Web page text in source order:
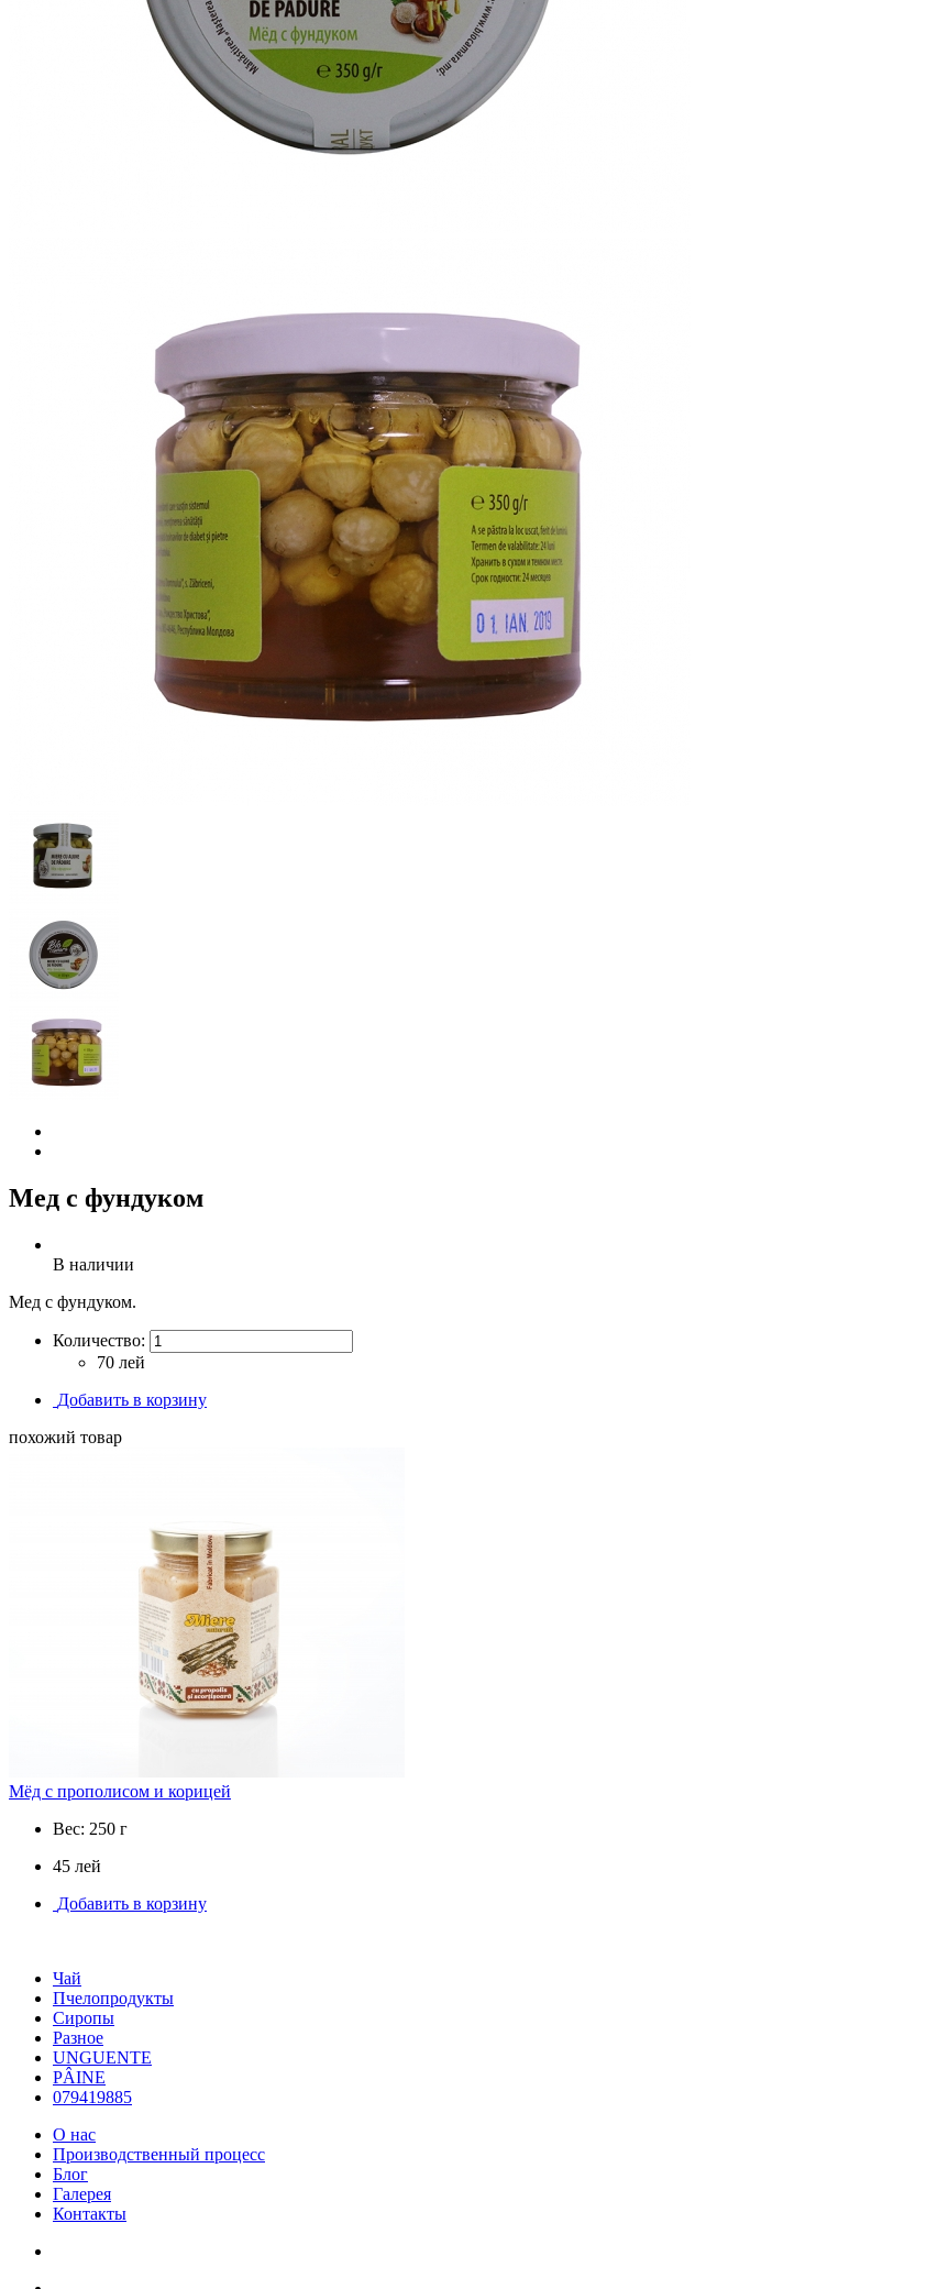
Мед с фундуком
В наличии
Мед с фундуком.
Количество:
70 лей
Добавить в корзину
похожий товар
Мёд с прополисом и корицей
Вес: 250 г
45 лей
Добавить в корзину
Чай
Пчелопродукты
Сиропы
Разное
UNGUENTE
PÂINE
079419885
О нас
Производственный процесс
Блог
Галерея
Контакты